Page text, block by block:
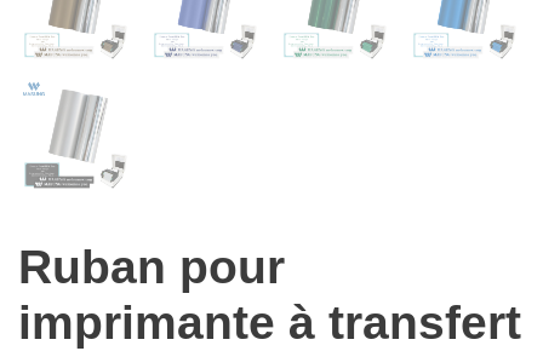
Ruban pour
imprimante à transfert